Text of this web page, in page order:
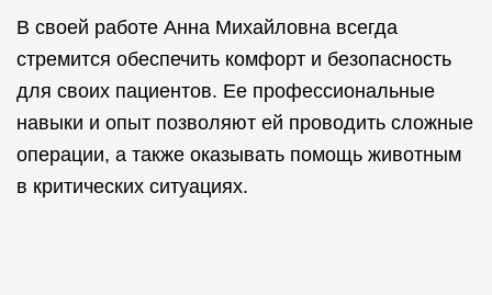
В своей работе Анна Михайловна всегда
стремится обеспечить комфорт и безопасность
для своих пациентов. Ее профессиональные
навыки и опыт позволяют ей проводить сложные
операции, а также оказывать помощь животным
в критических ситуациях.